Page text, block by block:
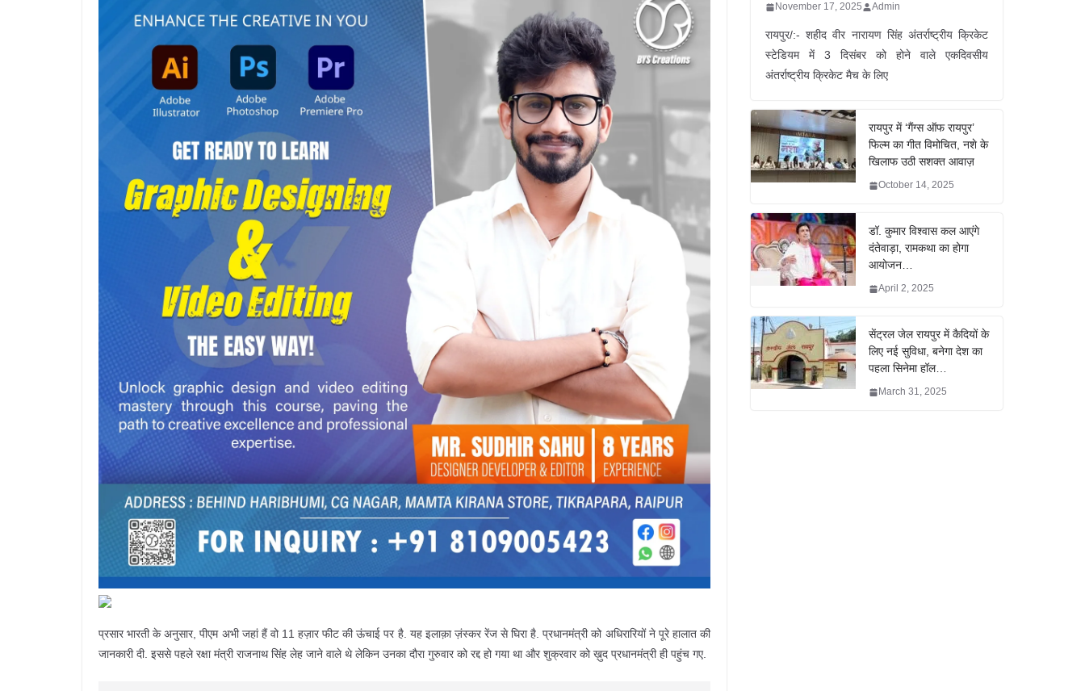
प्रसार भारती के अनुसार, पीएम अभी जहां हैं वो 11 हज़ार फीट की ऊंचाई पर है. यह इलाक़ा ज़ंस्कर रेंज से घिरा है. प्रधानमंत्री को अधिरारियों ने पूरे हालात की
जानकारी दी. इससे पहले रक्षा मंत्री राजनाथ सिंह लेह जाने वाले थे लेकिन उनका दौरा गुरुवार को रद्द हो गया था और शुक्रवार को ख़ुद प्रधानमंत्री ही पहुंच गए.
November 17, 2025 Admin
रायपुर/:- शहीद वीर नारायण सिंह अंतर्राष्ट्रीय क्रिकेट
स्टेडियम में 3 दिसंबर को होने वाले एकदिवसीय
अंतर्राष्ट्रीय क्रिकेट मैच के लिए
रायपुर में ‘गैंग्स ऑफ रायपुर’
फिल्म का गीत विमोचित, नशे के
खिलाफ उठी सशक्त आवाज़
October 14, 2025
डॉ. कुमार विश्वास कल आएंगे
दंतेवाड़ा, रामकथा का होगा
आयोजन…
April 2, 2025
सेंट्रल जेल रायपुर में कैदियों के
लिए नई सुविधा, बनेगा देश का
पहला सिनेमा हॉल…
March 31, 2025